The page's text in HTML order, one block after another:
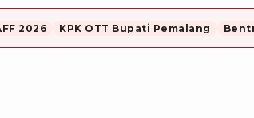
2026 KPK OTT Bupati Pemalang